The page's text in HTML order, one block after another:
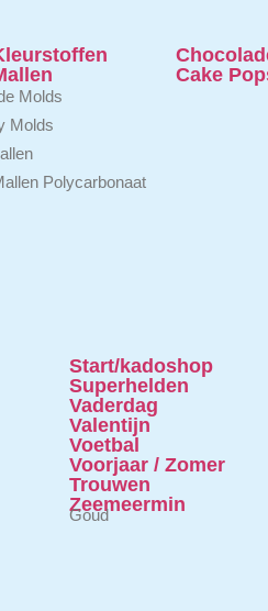
Molds
Molds
Polycarbonaat
Cake
Start/kadoshop
Superhelden
Vaderdag
Valentijn
Voetbal
Voorjaar / Zomer
Trouwen
Zeemeermin
Goud